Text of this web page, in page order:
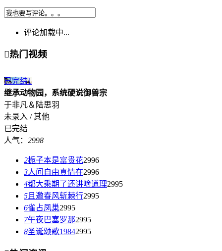
评论加载中...
热门视频
已完结1
继承动物园，系统硬说御兽宗
于非凡＆陆思羽
未录入 / 其他
已完结
人气： 2998
2栀子本是富贵花2996
3人间自由真情在2996
4都大乘期了还讲啥道理2995
5 且邀春风斩棘行2995
6雀占凤巢2995
7午夜巴塞罗那2995
8圣诞颂歌19842995